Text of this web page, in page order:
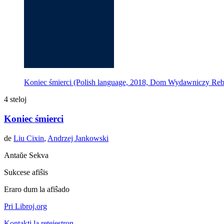
Koniec śmierci (Polish language, 2018, Dom Wydawniczy
4 steloj
Koniec śmierci
de Liu Cixin, Andrzej Jankowski
Antaŭe Sekva
Sukcese afiŝis
Eraro dum la afiŝado
Pri Libroj.org